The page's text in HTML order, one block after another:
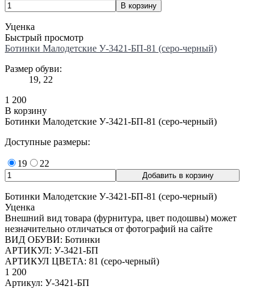
Уценка
Быстрый просмотр
Ботинки Малодетские У-3421-БП-81 (серо-черный)
Размер обуви:
19, 22
1 200
В корзину
Ботинки Малодетские У-3421-БП-81 (серо-черный)
Доступные размеры:
19 22
Ботинки Малодетские У-3421-БП-81 (серо-черный)
Уценка
Внешний вид товара (фурнитура, цвет подошвы) может
незначительно отличаться от фотографий на сайте
ВИД ОБУВИ: Ботинки
АРТИКУЛ: У-3421-БП
АРТИКУЛ ЦВЕТА: 81 (серо-черный)
1 200
Артикул: У-3421-БП